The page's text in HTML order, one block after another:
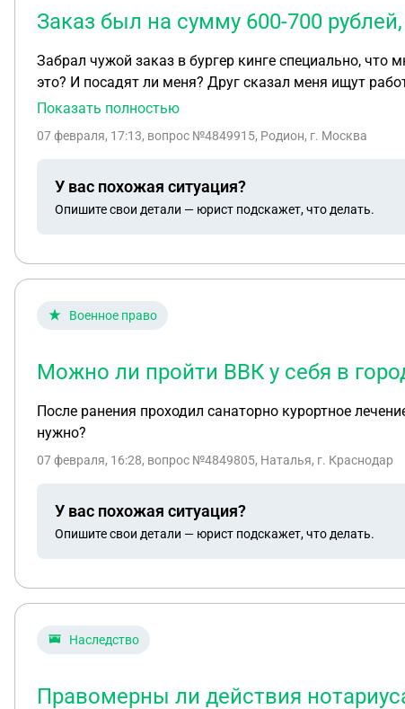
Заказ был на сумму 600-700
Забрал чужой заказ в бургер кинге специально, что мне за это будет? Заказ был на сумму
это? И посадят ли меня? Друг сказал меня ищут
Показать полностью
07 февраля, 17:13, вопрос №4849915, Родион, г. Москва
У вас похожая ситуация?
Опишите свои детали — юрист подскажет, что делать.
Военное право
Можно ли пройти ВВК у себя в
После ранения проходил санаторно курортное
нужно?
07 февраля, 16:28, вопрос №4849805, Наталья, г. Краснодар
У вас похожая ситуация?
Опишите свои детали — юрист подскажет, что делать.
Наследство
Правомерны ли действия